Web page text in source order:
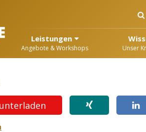
Leistungen
Angebote & Workshops Unser